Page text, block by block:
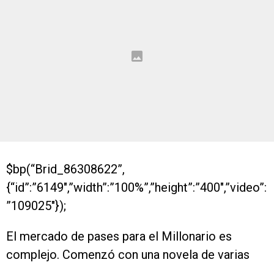
$bp(“Brid_86308622”,
{“id”:”6149″,”width”:”100%”,”height”:”400″,”video”:
”109025″});
El mercado de pases para el Millonario es
complejo. Comenzó con una novela de varias